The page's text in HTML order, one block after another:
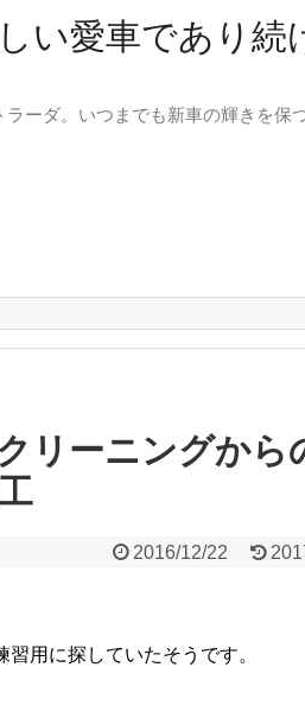
い愛車であり
ーダ。いつまでも新車の輝きを保
リーニングから
2016/12/22
用に探していたそうです。